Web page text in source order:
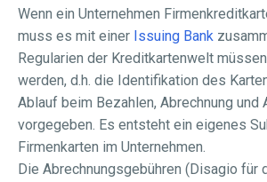
Wenn ein Unternehmen
muss es mit einer Issuing Bank
Regularien der Kreditkartenwelt
werden, d.h. die Identifikation des
Ablauf beim Bezahlen, Abrechnung und
vorgegeben. Es entsteht ein eigenes
Firmenkarten im Unternehmen.
Die Abrechnungsgebühren (Disagio für